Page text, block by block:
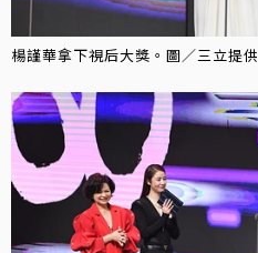
楊謹華拿下視后大獎。圖／三立提供